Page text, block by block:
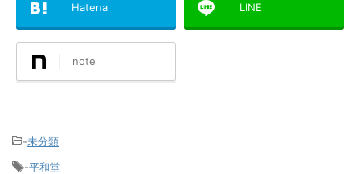
Hatena LINE
note
-未分類
-平和堂